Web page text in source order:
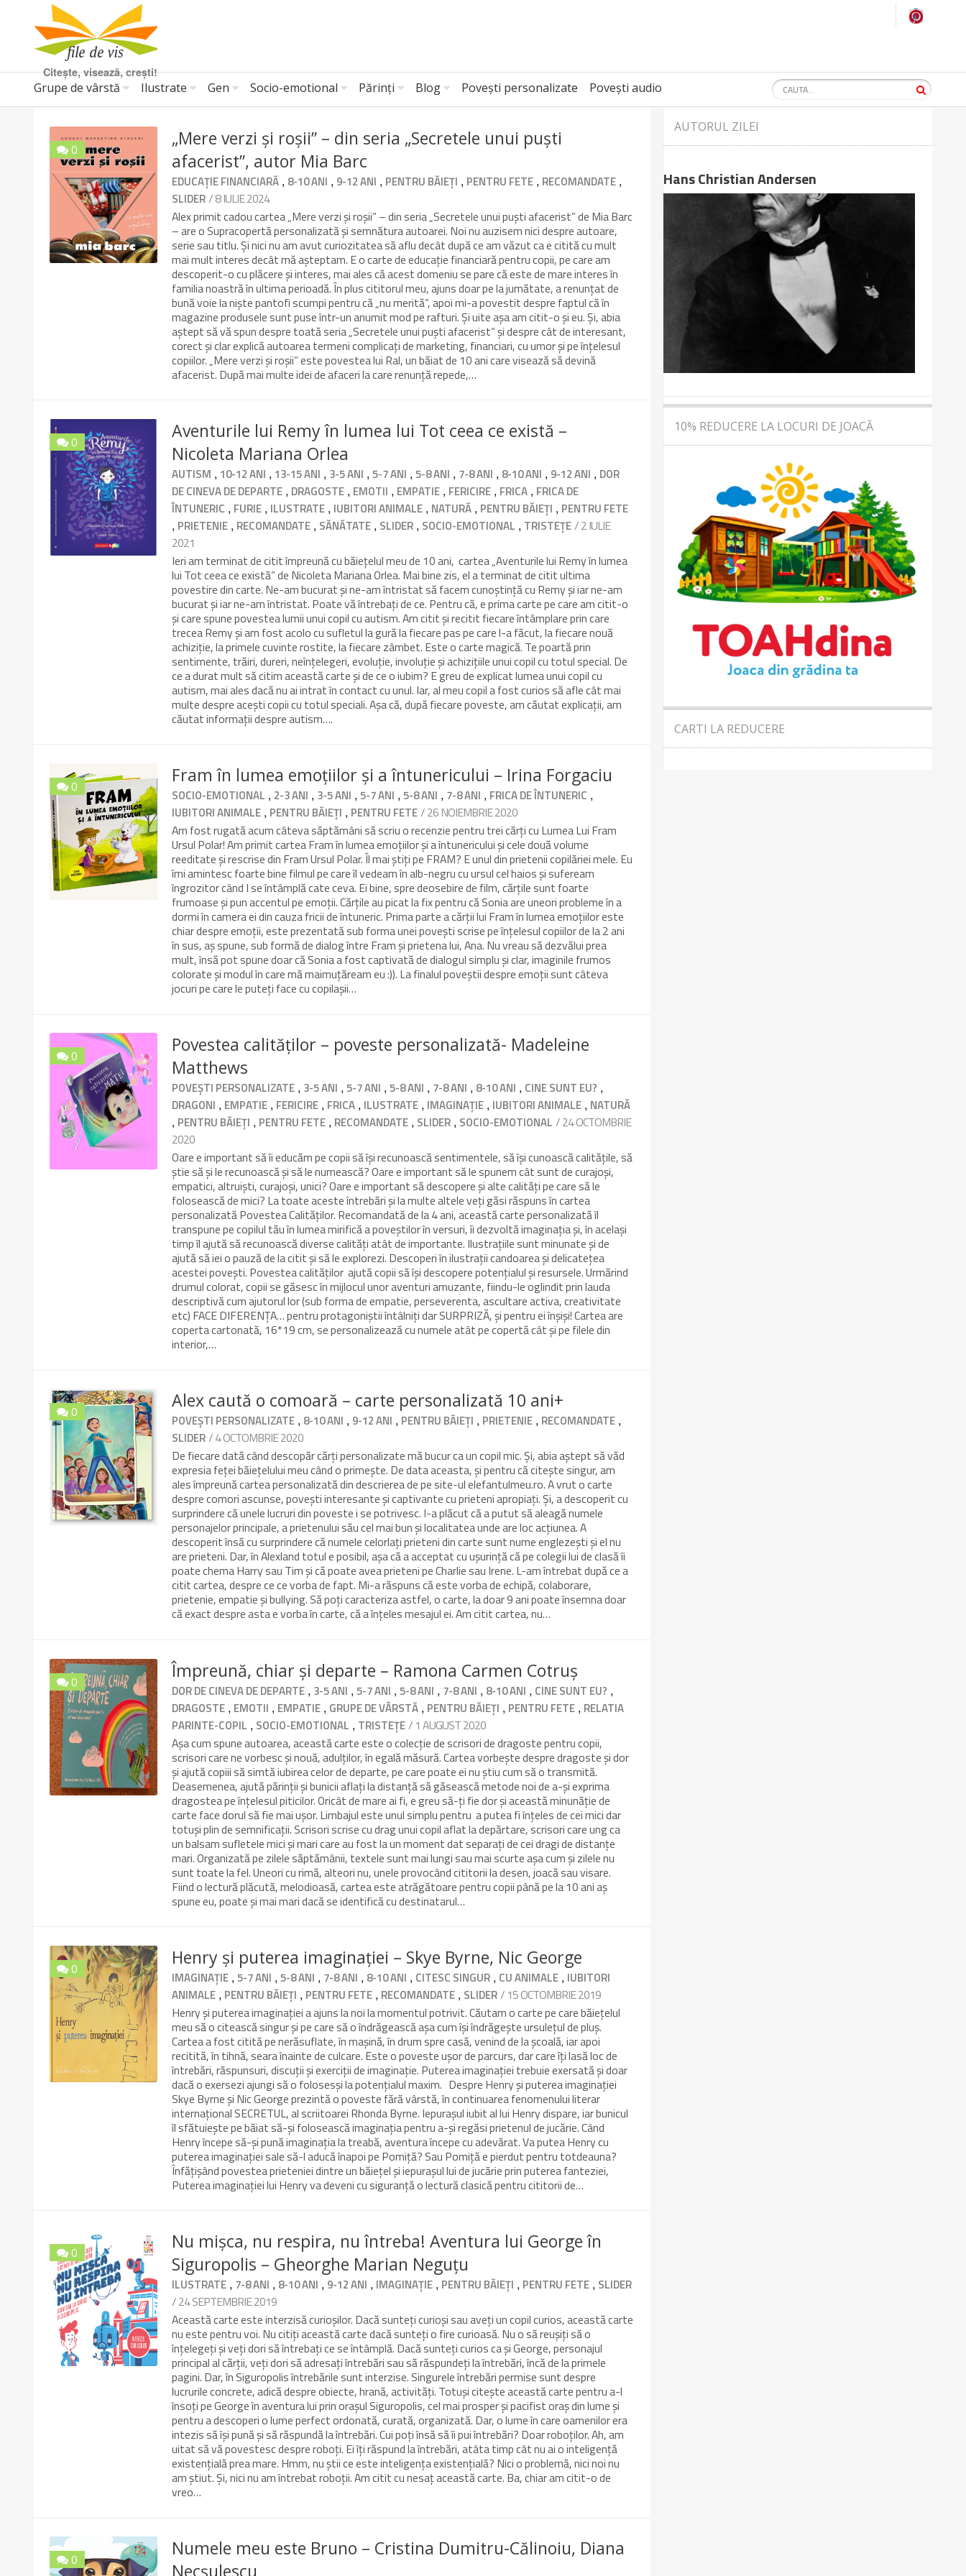
Citește, visează, crești!
Grupe de vârstă Ilustrate Gen Socio-emotional Părinți Blog Povești personalizate Povești audio
0
10/10
„Mere verzi și roșii” – din seria „Secretele unui puști
afacerist”, autor Mia Barc
EDUCAȚIE FINANCIARĂ , 8-10 ANI , 9-12 ANI , PENTRU BĂIEȚI , PENTRU FETE , RECOMANDATE ,
SLIDER/ 8 IULIE 2024
Alex primit cadou cartea „Mere verzi și roșii” – din seria „Secretele unui puști afacerist” de Mia Barc
– are o Supracopertă personalizată și semnătura autoarei. Noi nu auzisem nici despre autoare,
serie sau titlu. Și nici nu am avut curiozitatea să aflu decât după ce am văzut ca e citită cu mult
mai mult interes decât mă așteptam. E o carte de educație financiară pentru copii, pe care am
descoperit-o cu plăcere și interes, mai ales că acest domeniu se pare că este de mare interes în
familia noastră în ultima perioadă. În plus cititorul meu, ajuns doar pe la jumătate, a renunțat de
bună voie la niște pantofi scumpi pentru că „nu merită”, apoi mi-a povestit despre faptul că în
magazine produsele sunt puse într-un anumit mod pe rafturi. Și uite așa am citit-o și eu. Și, abia
aștept să vă spun despre toată seria „Secretele unui puști afacerist” și despre cât de interesant,
corect și clar explică autoarea termeni complicați de marketing, financiari, cu umor și pe înțelesul
copiilor. „Mere verzi și roșii” este povestea lui Ral, un băiat de 10 ani care visează să devină
afacerist. După mai multe idei de afaceri la care renunță repede,…
0
10/10
Aventurile lui Remy în lumea lui Tot ceea ce există –
Nicoleta Mariana Orlea
AUTISM , 10-12 ANI , 13-15 ANI , 3-5 ANI ,5-7 ANI ,5-8 ANI , 7-8 ANI , 8-10 ANI , 9-12 ANI , DOR
DE CINEVA DE DEPARTE , DRAGOSTE , EMOTII , EMPATIE , FERICIRE , FRICA , FRICA DE
ÎNTUNERIC , FURIE , ILUSTRATE , IUBITORI ANIMALE , NATURĂ , PENTRU BĂIEȚI , PENTRU FETE
, PRIETENIE , RECOMANDATE , SĂNĂTATE , SLIDER , SOCIO-EMOTIONAL , TRISTEȚE/ 2 IULIE
2021
Ieri am terminat de citit împreună cu băiețelul meu de 10 ani, cartea „Aventurile lui Remy în lumea
lui Tot ceea ce există” de Nicoleta Mariana Orlea. Mai bine zis, el a terminat de citit ultima
povestire din carte. Ne-am bucurat și ne-am întristat să facem cunoștință cu Remy și iar ne-am
bucurat și iar ne-am întristat. Poate vă întrebați de ce. Pentru că, e prima carte pe care am citit-o
și care spune povestea lumii unui copil cu autism. Am citit și recitit fiecare întâmplare prin care
trecea Remy și am fost acolo cu sufletul la gură la fiecare pas pe care l-a făcut, la fiecare nouă
achiziție, la primele cuvinte rostite, la fiecare zâmbet. Este o carte magică. Te poartă prin
sentimente, trăiri, dureri, neînțelegeri, evoluție, involuție și achizițiile unui copil cu totul special. De
ce a durat mult să citim această carte și de ce o iubim? E greu de explicat lumea unui copil cu
autism, mai ales dacă nu ai intrat în contact cu unul. Iar, al meu copil a fost curios să afle cât mai
multe despre acești copii cu totul speciali. Așa că, după fiecare poveste, am căutat explicații, am
căutat informații despre autism….
0
8/10
Fram în lumea emoțiilor și a întunericului – Irina Forgaciu
SOCIO-EMOTIONAL , 2-3 ANI , 3-5 ANI ,5-7 ANI ,5-8 ANI , 7-8 ANI , FRICA DE ÎNTUNERIC ,
IUBITORI ANIMALE , PENTRU BĂIEȚI , PENTRU FETE/ 26 NOIEMBRIE 2020
Am fost rugată acum câteva săptămâni să scriu o recenzie pentru trei cărți cu Lumea Lui Fram
Ursul Polar! Am primit cartea Fram în lumea emoțiilor și a întunericului și cele două volume
reeditate și rescrise din Fram Ursul Polar. Îl mai știți pe FRAM? E unul din prietenii copilăriei mele. Eu
îmi amintesc foarte bine filmul pe care îl vedeam în alb-negru cu ursul cel haios și sufeream
îngrozitor când I se întâmplă cate ceva. Ei bine, spre deosebire de film, cărțile sunt foarte
frumoase și pun accentul pe emoții. Cărțile au picat la fix pentru că Sonia are uneori probleme în a
dormi în camera ei din cauza fricii de întuneric. Prima parte a cărții lui Fram în lumea emoțiilor este
chiar despre emoții, este prezentată sub forma unei povești scrise pe înțelesul copiilor de la 2 ani
în sus, aș spune, sub formă de dialog între Fram și prietena lui, Ana. Nu vreau să dezvălui prea
mult, însă pot spune doar că Sonia a fost captivată de dialogul simplu și clar, imaginile frumos
colorate și modul în care mă maimuțăream eu :)). La finalul poveștii despre emoții sunt câteva
jocuri pe care le puteți face cu copilașii…
0
10/10
Povestea calităților – poveste personalizată- Madeleine
Matthews
POVEȘTI PERSONALIZATE , 3-5 ANI ,5-7 ANI ,5-8 ANI , 7-8 ANI , 8-10 ANI , CINE SUNT EU? ,
DRAGONI , EMPATIE , FERICIRE , FRICA , ILUSTRATE , IMAGINAȚIE , IUBITORI ANIMALE , NATURĂ
, PENTRU BĂIEȚI , PENTRU FETE , RECOMANDATE , SLIDER , SOCIO-EMOTIONAL / 24 OCTOMBRIE
2020
Oare e important să îi educăm pe copii să își recunoască sentimentele, să își cunoască calitățile, să
știe să și le recunoască și să le numească? Oare e important să le spunem cât sunt de curajoși,
empatici, altruiști, curajoși, unici? Oare e important să descopere și alte calități pe care să le
folosească de mici? La toate aceste întrebări și la multe altele veți găsi răspuns în cartea
personalizată Povestea Calităților. Recomandată de la 4 ani, această carte personalizată îl
transpune pe copilul tău în lumea mirifică a poveștilor în versuri, îi dezvoltă imaginația și, în același
timp îl ajută să recunoască diverse calități atât de importante. Ilustrațiile sunt minunate și de
ajută să iei o pauză de la citit și să le explorezi. Descoperi în ilustrații candoarea și delicatețea
acestei povești. Povestea calităților ajută copii să își descopere potențialul și resursele. Urmărind
drumul colorat, copii se găsesc în mijlocul unor aventuri amuzante, fiindu-le oglindit prin lauda
descriptivă cum ajutorul lor (sub forma de empatie, perseverenta, ascultare activa, creativitate
etc) FACE DIFERENȚA… pentru protagoniștii întâlniți dar SURPRIZĂ, și pentru ei înșiși! Cartea are
coperta cartonată, 16*19 cm, se personalizează cu numele atât pe copertă cât și pe filele din
interior,…
0
9.6/10
Alex caută o comoară – carte personalizată 10 ani+
POVEȘTI PERSONALIZATE , 8-10 ANI , 9-12 ANI , PENTRU BĂIEȚI , PRIETENIE , RECOMANDATE ,
SLIDER/ 4 OCTOMBRIE 2020
De fiecare dată când descopăr cărți personalizate mă bucur ca un copil mic. Și, abia aștept să văd
expresia feței băiețelului meu când o primește. De data aceasta, și pentru că citește singur, am
ales împreună cartea personalizată din descrierea de pe site-ul elefantulmeu.ro. A vrut o carte
despre comori ascunse, povești interesante și captivante cu prieteni apropiați. Și, a descoperit cu
surprindere că unele lucruri din poveste i se potrivesc. I-a plăcut că a putut să aleagă numele
personajelor principale, a prietenului său cel mai bun și localitatea unde are loc acțiunea. A
descoperit însă cu surprindere că numele celorlați prieteni din carte sunt nume englezești și el nu
are prieteni. Dar, în Alexland totul e posibil, așa că a acceptat cu ușurință că pe colegii lui de clasă îi
poate chema Harry sau Tim și că poate avea prieteni pe Charlie sau Irene. L-am întrebat după ce a
citit cartea, despre ce ce vorba de fapt. Mi-a răspuns că este vorba de echipă, colaborare,
prietenie, empatie și bullying. Să poți caracteriza astfel, o carte, la doar 9 ani poate însemna doar
că exact despre asta e vorba în carte, că a înțeles mesajul ei. Am citit cartea, nu…
0
9.8/10
Împreună, chiar și departe – Ramona Carmen Cotruș
DOR DE CINEVA DE DEPARTE , 3-5 ANI ,5-7 ANI ,5-8 ANI , 7-8 ANI , 8-10 ANI , CINE SUNT EU? ,
DRAGOSTE , EMOTII , EMPATIE , GRUPE DE VÂRSTĂ , PENTRU BĂIEȚI , PENTRU FETE , RELATIA
PARINTE-COPIL , SOCIO-EMOTIONAL , TRISTEȚE/ 1 AUGUST 2020
Așa cum spune autoarea, această carte este o colecție de scrisori de dragoste pentru copii,
scrisori care ne vorbesc și nouă, adulților, în egală măsură. Cartea vorbește despre dragoste și dor
și ajută copiii să simtă iubirea celor de departe, pe care poate ei nu știu cum să o transmită.
Deasemenea, ajută părinții și bunicii aflați la distanță să găsească metode noi de a-și exprima
dragostea pe înțelesul piticilor. Oricât de mare ai fi, e greu să-ți fie dor și această minunăție de
carte face dorul să fie mai ușor. Limbajul este unul simplu pentru a putea fi înțeles de cei mici dar
totuși plin de semnificații. Scrisori scrise cu drag unui copil aflat la depărtare, scrisori care ung ca
un balsam sufletele mici și mari care au fost la un moment dat separați de cei dragi de distanțe
mari. Organizată pe zilele săptămânii, textele sunt mai lungi sau mai scurte așa cum și zilele nu
sunt toate la fel. Uneori cu rimă, alteori nu, unele provocând cititorii la desen, joacă sau visare.
Fiind o lectură plăcută, melodioasă, cartea este atrăgătoare pentru copii până pe la 10 ani aș
spune eu, poate și mai mari dacă se identifică cu destinatarul…
0
10/10
Henry și puterea imaginației – Skye Byrne, Nic George
IMAGINAȚIE ,5-7 ANI ,5-8 ANI , 7-8 ANI , 8-10 ANI , CITESC SINGUR , CU ANIMALE , IUBITORI
ANIMALE , PENTRU BĂIEȚI , PENTRU FETE , RECOMANDATE , SLIDER/ 15 OCTOMBRIE 2019
Henry și puterea imaginației a ajuns la noi la momentul potrivit. Căutam o carte pe care băiețelul
meu să o citească singur și pe care să o îndrăgească așa cum își îndrăgește ursulețul de pluș.
Cartea a fost citită pe nerăsuflate, în mașină, în drum spre casă, venind de la școală, iar apoi
recitită, în tihnă, seara înainte de culcare. Este o poveste ușor de parcurs, dar care îți lasă loc de
întrebări, răspunsuri, discuții și exerciții de imaginație. Puterea imaginației trebuie exersată și doar
dacă o exersezi ajungi să o folosesși la potențialul maxim. Despre Henry și puterea imaginației
Skye Byrne și Nic George prezintă o poveste fără vârstă, în continuarea fenomenului literar
internațional SECRETUL, al scriitoarei Rhonda Byrne. Iepurașul iubit al lui Henry dispare, iar bunicul
îl sfătuiește pe băiat să-și folosească imaginația pentru a-și regăsi prietenul de jucărie. Când
Henry începe să-și pună imaginația la treabă, aventura începe cu adevărat. Va putea Henry cu
puterea imaginației sale să-l aducă înapoi pe Pomiță? Sau Pomiță e pierdut pentru totdeauna?
Înfățișând povestea prieteniei dintre un băiețel și iepurașul lui de jucărie prin puterea fanteziei,
Puterea imaginației lui Henry va deveni cu siguranță o lectură clasică pentru cititorii de…
0
10/10
Nu mișca, nu respira, nu întreba! Aventura lui George în
Siguropolis – Gheorghe Marian Neguțu
ILUSTRATE , 7-8 ANI , 8-10 ANI , 9-12 ANI , IMAGINAȚIE , PENTRU BĂIEȚI , PENTRU FETE , SLIDER
/ 24 SEPTEMBRIE 2019
Această carte este interzisă curioșilor. Dacă sunteți curioși sau aveți un copil curios, această carte
nu este pentru voi. Nu citiți această carte dacă sunteți o fire curioasă. Nu o să reușiți să o
înțelegeți și veți dori să întrebați ce se întâmplă. Dacă sunteți curios ca și George, personajul
principal al cărții, veți dori să adresați întrebări sau să răspundeți la întrebări, încă de la primele
pagini. Dar, în Siguropolis întrebările sunt interzise. Singurele întrebări permise sunt despre
lucrurile concrete, adică despre obiecte, hrană, activități. Totuși citește această carte pentru a-l
însoți pe George în aventura lui prin orașul Siguropolis, cel mai prosper și pacifist oraș din lume și
pentru a descoperi o lume perfect ordonată, curată, organizată. Dar, o lume în care oamenilor era
intezis să își pună și să răspundă la întrebări. Cui poți însă să îi pui întrebări? Doar roboților. Ah, am
uitat să vă povestesc despre roboți. Ei îți răspund la întrebări, atâta timp cât nu ai o inteligență
existențială prea mare. Hmm, nu știi ce este inteligența existențială? Nici o problemă, nici noi nu
am știut. Și, nici nu am întrebat roboții. Am citit cu nesaț această carte. Ba, chiar am citit-o de
vreo…
0
Numele meu este Bruno – Cristina Dumitru-Călinoiu, Diana
Necșulescu
AUTORUL ZILEI
Hans Christian Andersen
10% REDUCERE LA LOCURI DE JOACĂ
CARTI LA REDUCERE